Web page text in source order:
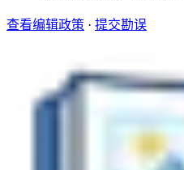
查看编辑政策 · 提交勘误